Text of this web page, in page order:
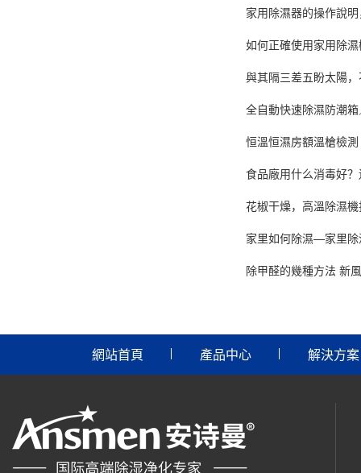
家用除濕器的操作說
如何正確使用家用除
與其隔三差五盼太陽
全自動快速除濕防潮
恒溫恒濕房額溫槍檢測
食品廠用什么消毒好
花椒干燥，高溫除濕
家里如何除濕—家里除
除甲醛的幾種方法 新
網站首頁 產品中心 解決方案